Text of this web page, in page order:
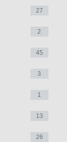
27
2
45
3
1
13
26